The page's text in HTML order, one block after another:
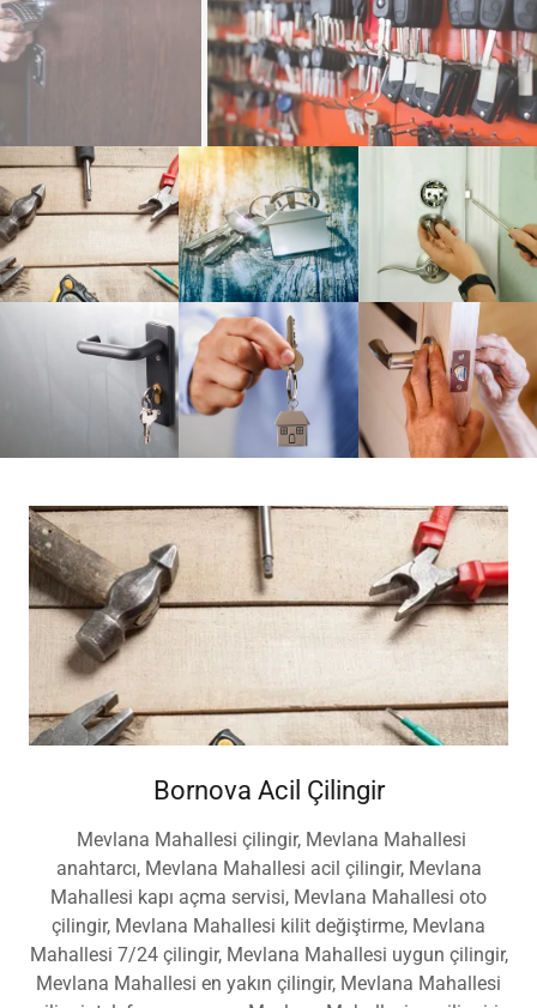
Mevlana Mahallesi çilingir, Mevlana Mahallesi
anahtarcı, Mevlana Mahallesi acil çilingir, Mevlana
Mahallesi kapı açma servisi, Mevlana Mahallesi oto
çilingir, Mevlana Mahallesi kilit değiştirme, Mevlana
Mahallesi 7/24 çilingir, Mevlana Mahallesi uygun çilingir,